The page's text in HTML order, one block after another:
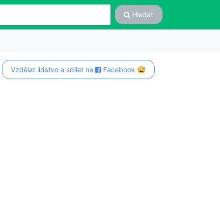
Hledat
Vzdělat lidstvo a sdílet na Facebook 😅